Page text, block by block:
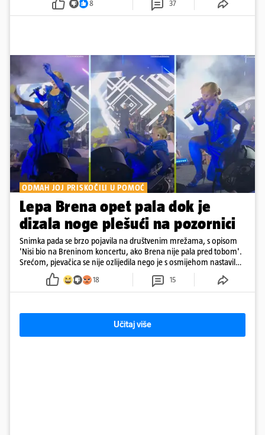
8 37
ODMAH JOJ PRISKOČILI U POMOĆ
Lepa Brena opet pala dok je
dizala noge plešući na pozornici
Snimka pada se brzo pojavila na društvenim mrežama, s opisom
'Nisi bio na Breninom koncertu, ako Brena nije pala pred tobom'.
Srećom, pjevačica se nije ozlijedila nego je s osmijehom nastavila
18 15
Učitaj više